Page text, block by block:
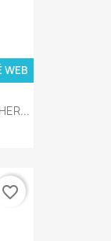
WEB
favorite_border